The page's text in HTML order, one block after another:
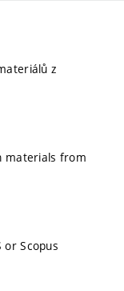
z
materials from
or Scopus